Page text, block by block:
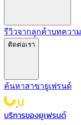
รีวิวจากลูกค้าบทความ
ติดต่อเรา
ค้นหาสาขายูเฟรนด์
บริการของยูเฟรนด์